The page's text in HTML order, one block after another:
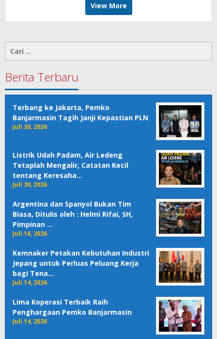
View More
Cari
Berita Terbaru
Terbang ke Jakarta, Pemko
Banjarmasin Tagih Janji Kepastian PLN
Juli 30, 2026
Listrik Udah Padam, Air Ledeng
Tetaplah Mengalir, Catatan Kecil
tentang Keresaha…
Juli 30, 2026
Argentina dan Spanyol Bukan Tim
Biasa, Ditulis oleh : Helmi Rifai, SH,
Pimpinan …
Juli 16, 2026
Kemnaker Petakan Kebutuhan Industri
Jepang untuk Perluas Peluang Kerja
bagi Tena…
Juli 14, 2026
Lima Koperasi Terbaik Raih
Penghargaan Pemko Banjarmasin
Juli 14, 2026